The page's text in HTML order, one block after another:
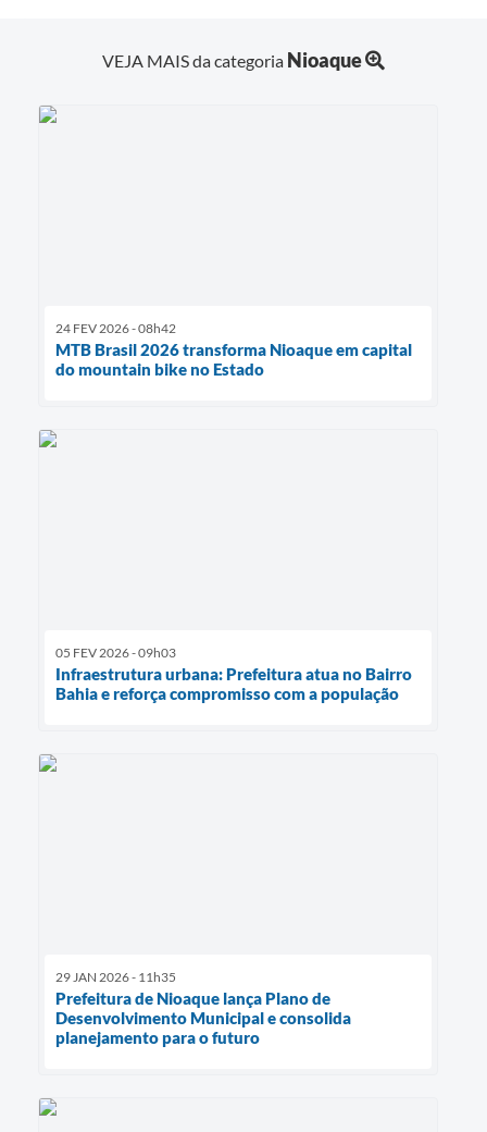
VEJA MAIS da categoria Nioaque
24 FEV 2026 - 08h42
MTB Brasil 2026 transforma Nioaque em capital
do mountain bike no Estado
05 FEV 2026 - 09h03
Infraestrutura urbana: Prefeitura atua no Bairro
Bahia e reforça compromisso com a população
29 JAN 2026 - 11h35
Prefeitura de Nioaque lança Plano de
Desenvolvimento Municipal e consolida
planejamento para o futuro